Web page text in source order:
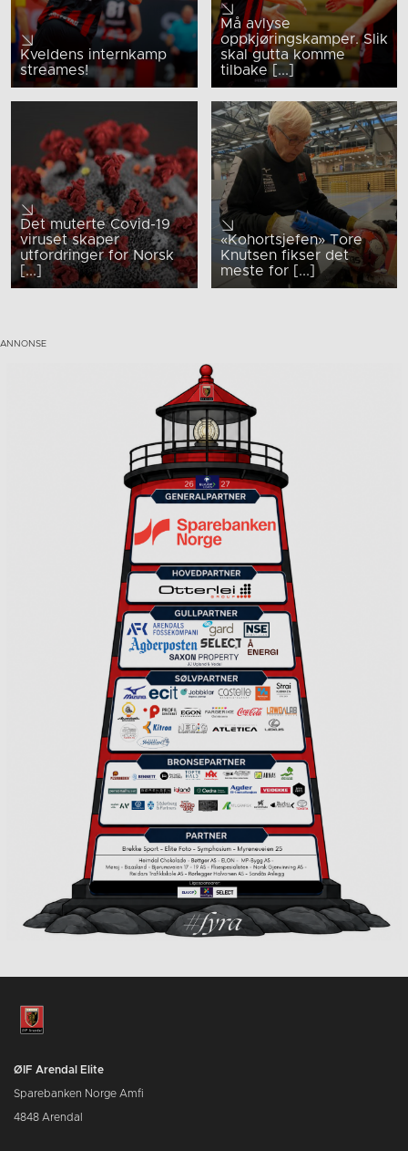
Kveldens internkamp
streames!
Må avlyse
oppkjøringskamper. Slik
skal gutta komme
tilbake [...]
Det muterte Covid-19
viruset skaper
utfordringer for Norsk
[...]
«Kohortsjefen» Tore
Knutsen fikser det
meste for [...]
ØIF Arendal Elite
Sparebanken Norge Amfi
4848 Arendal